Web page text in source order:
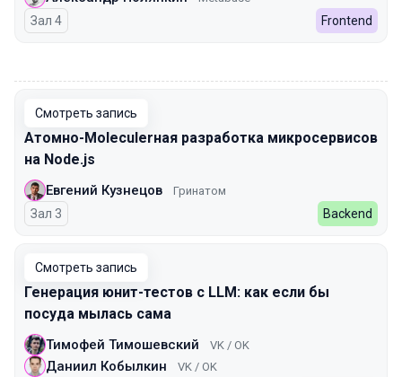
Зал 4 Frontend
Смотреть запись
Атомно-Moleculerная разработка микросервисов
на Node.js
Евгений Кузнецов Гринатом
Зал 3 Backend
Смотреть запись
Генерация юнит-тестов с LLM: как если бы
посуда мылась сама
Тимофей Тимошевский VK / OK
Даниил Кобылкин VK / OK